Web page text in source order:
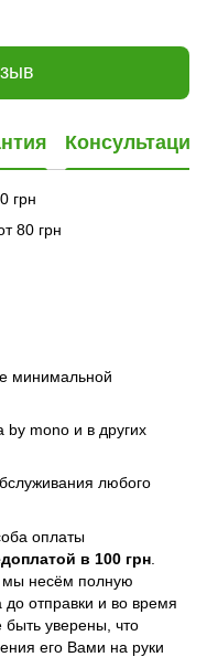
Консультация
грн
80 грн
минимальной
by mono и в других
любого
оплаты
в 100 грн
мы несём полную
до отправки и во время
уверены, что
его Вами на руки